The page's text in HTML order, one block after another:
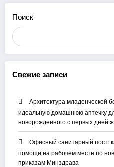
Поиск
Свежие записи
Архитектура младенческой
идеальную домашнюю аптечку
новорожденного с первых дней
Офисный санитарный пост:
помощи на рабочем месте по
приказам Минздрава